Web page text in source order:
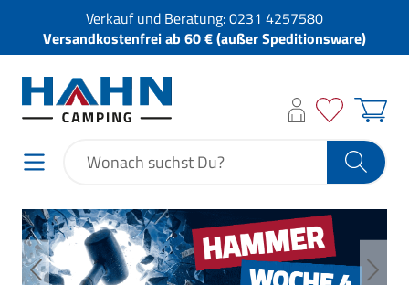
Verkauf und Beratung:0231 4257580
Versandkostenfrei ab 60 € (außer Speditionsware)